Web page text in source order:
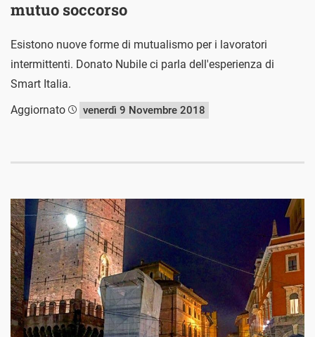
mutuo soccorso
Esistono nuove forme di mutualismo per i lavoratori
intermittenti. Donato Nubile ci parla dell'esperienza di
Smart Italia.
Aggiornato
venerdì 9 Novembre 2018